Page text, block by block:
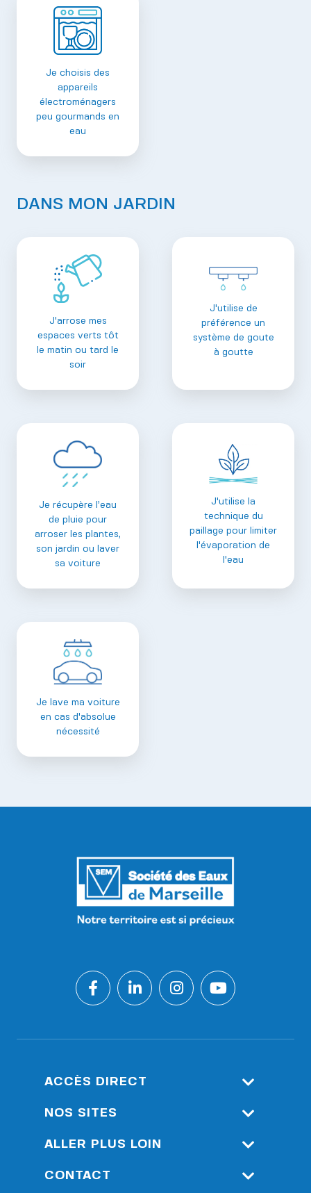
Je choisis des
appareils
électroménagers
peu gourmands en
eau
DANS MON JARDIN
J'arrose mes
espaces verts tôt
le matin ou tard le
soir
J'utilise de
préférence un
système de goute
à goutte
Je récupère l’eau
de pluie pour
arroser les plantes,
son jardin ou laver
sa voiture
J'utilise la
technique du
paillage pour limiter
l'évaporation de
l'eau
Je lave ma voiture
en cas d'absolue
nécessité
ACCÈS DIRECT
Espace Client
NOS SITES
Société Eau De Marseille
ALLER PLUS LOIN
Nos Actualités
CONTACT